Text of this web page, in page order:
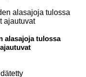
alasajoja tulossa